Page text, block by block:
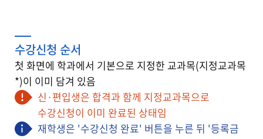
수강신청 순서
첫 화면에 학과에서 기본으로 지정한 교과목(지정교과목
*)이 이미 담겨 있음
신·편입생은 합격과 함께 지정교과목으로
수강신청이 이미 완료된 상태임
재학생은 '수강신청 완료' 버튼을 누른 뒤 '등록금